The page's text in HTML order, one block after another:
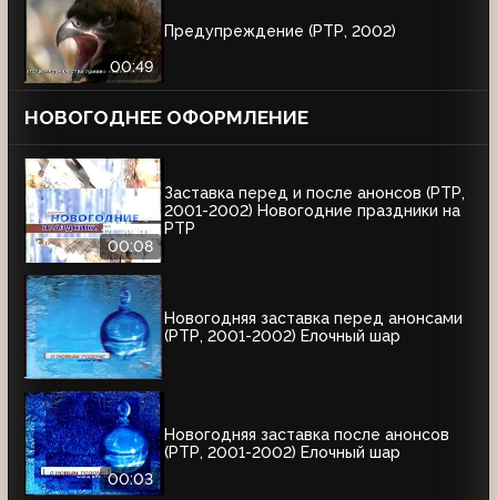
00:49
Предупреждение (РТР, 2002)
НОВОГОДНЕЕ ОФОРМЛЕНИЕ
00:08
Заставка перед и после анонсов (РТР,
2001-2002) Новогодние праздники на
РТР
Новогодняя заставка перед анонсами
(РТР, 2001-2002) Елочный шар
00:03
Новогодняя заставка после анонсов
(РТР, 2001-2002) Елочный шар